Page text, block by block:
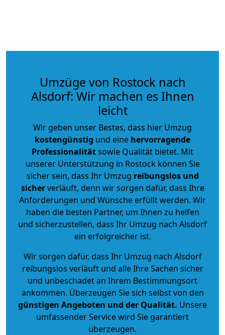
Umzüge von Rostock nach
Alsdorf: Wir machen es Ihnen
leicht
Wir geben unser Bestes, dass hier Umzug
kostengünstig und eine hervorragende
Professionalitätsowie Qualität bietet. Mit
unserer Unterstützung in Rostock können Sie
sicher sein, dass Ihr Umzug reibungslos und
sicherverläuft, denn wir sorgen dafür, dass Ihre
Anforderungen und Wünsche erfüllt werden. Wir
haben die besten Partner, um Ihnen zu helfen
und sicherzustellen, dass Ihr Umzug nach Alsdorf
ein erfolgreicher ist.
Wir sorgen dafür, dass Ihr Umzug nach Alsdorf
reibungslos verläuft und alle Ihre Sachen sicher
und unbeschadet an Ihrem Bestimmungsort
ankommen. Überzeugen Sie sich selbst von den
günstigen Angeboten und der Qualität. Unsere
umfassender Service wird Sie garantiert
überzeugen.